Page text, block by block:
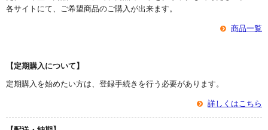
各サイトにて、ご希望商品のご購入が出来ます。
商品一覧
【定期購入について】
定期購入を始めたい方は、登録手続きを行う必要があります。
詳しくはこちら